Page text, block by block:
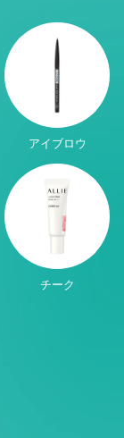
アイブロウ
チーク